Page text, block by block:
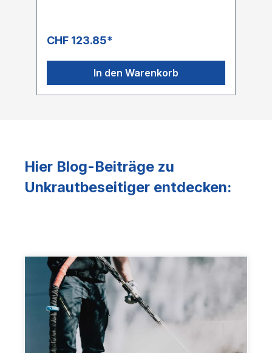
CHF 123.85*
In den Warenkorb
Hier Blog-Beiträge zu
Unkrautbeseitiger entdecken: